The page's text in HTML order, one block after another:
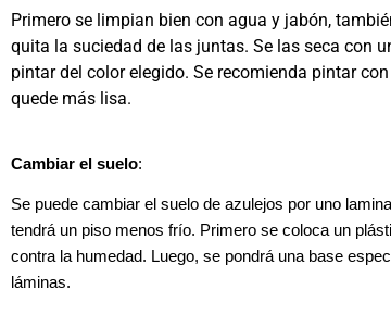
Primero se limpian bien con agua y jabón,
quita la suciedad de las juntas. Se las seca con
pintar del color elegido. Se recomienda pintar
quede más lisa.
Cambiar el suelo:
Se puede cambiar el suelo de azulejos por uno
tendrá un piso menos frío. Primero se coloca un
contra la humedad. Luego, se pondrá una base
láminas.